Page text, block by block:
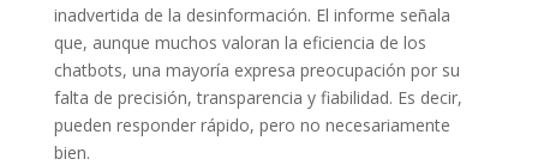
inadvertida de la desinformación. El informe señala
que, aunque muchos valoran la eficiencia de los
chatbots, una mayoría expresa preocupación por su
falta de precisión, transparencia y fiabilidad. Es decir,
pueden responder rápido, pero no necesariamente
bien.